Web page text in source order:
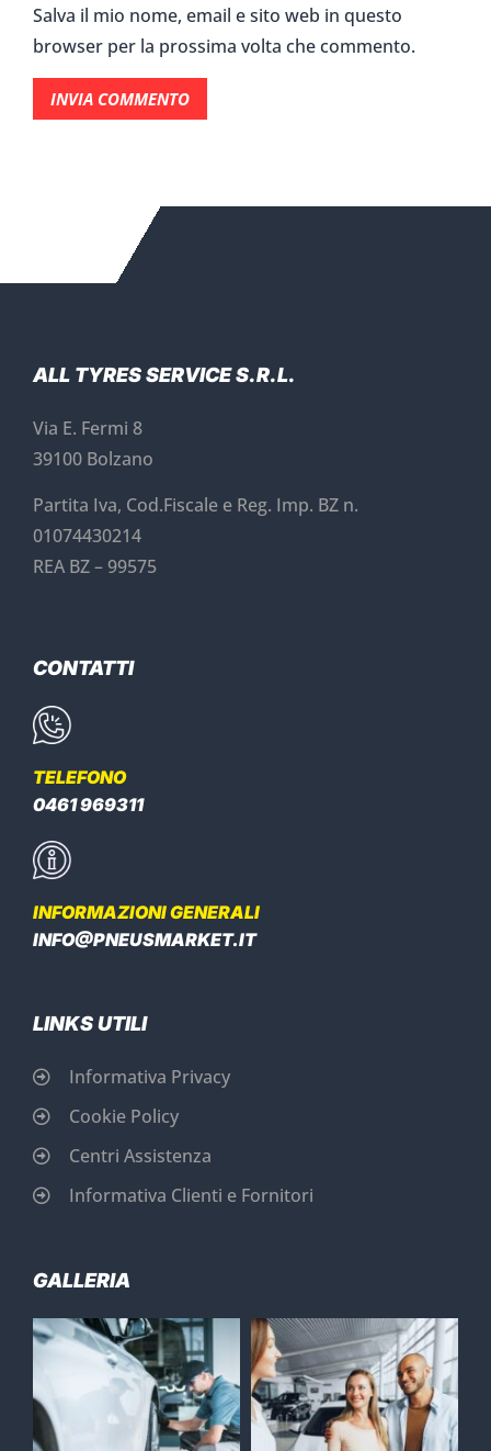
Salva il mio nome, email e sito web in questo
browser per la prossima volta che commento.
ALL TYRES SERVICE S.R.L.
Via E. Fermi 8
39100 Bolzano
Partita Iva, Cod.Fiscale e Reg. Imp. BZ n.
01074430214
REA BZ – 99575
CONTATTI
TELEFONO
0461 969311
INFORMAZIONI GENERALI
INFO@PNEUSMARKET.IT
LINKS UTILI
Informativa Privacy
Cookie Policy
Centri Assistenza
Informativa Clienti e Fornitori
GALLERIA